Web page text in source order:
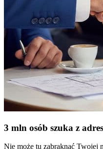
3 mln osób szuka z
Nie może tu zabraknąć Twojej